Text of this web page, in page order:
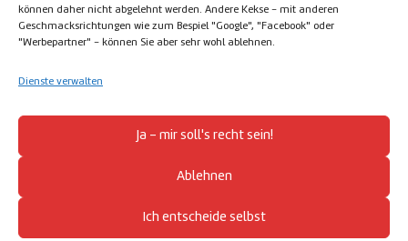
können daher nicht abgelehnt werden. Andere Kekse - mit anderen
Geschmacksrichtungen wie zum Bespiel "Google", "Facebook" oder
"Werbepartner" - können Sie aber sehr wohl ablehnen.
Dienste verwalten
Ja - mir soll's recht sein!
Ablehnen
Ich entscheide selbst
Impressum
Datenschutz